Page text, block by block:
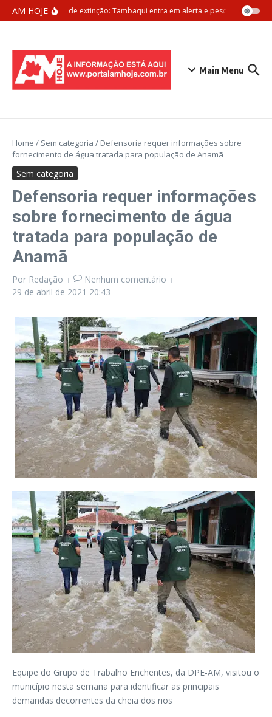
Ir para o conteúdo
AM HOJEAmeaça de extinção: Tambaqui entra em alerta e pesca pode ser
Main Menu
Home / Sem categoria / Defensoria requer informações sobre
fornecimento de água tratada para população de Anamã
Sem categoria
Defensoria requer informações
sobre fornecimento de água
tratada para população de
Anamã
Por Redação
Nenhum comentário
29 de abril de 2021 20:43
Equipe do Grupo de Trabalho Enchentes, da DPE-AM, visitou o
município nesta semana para identificar as principais
demandas decorrentes da cheia dos rios